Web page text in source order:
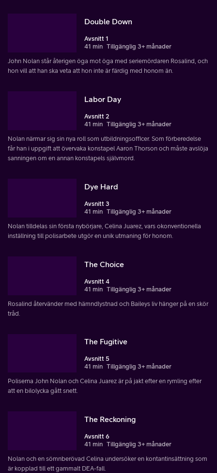
Double Down
Avsnitt 1
41 min Tillgänglig 3+ månader
John Nolan står återigen öga mot öga med seriemördaren Rosalind, och
hon vill att han ska veta att hon inte är färdig med honom än.
Labor Day
Avsnitt 2
41 min Tillgänglig 3+ månader
Nolan närmar sig sin nya roll som utbildningsofficer. Som förberedelse
får han i uppgift att övervaka konstapel Aaron Thorson och måste avslöja
sanningen om en annan konstapels självmord.
Dye Hard
Avsnitt 3
41 min Tillgänglig 3+ månader
Nolan tilldelas sin första nybörjare, Celina Juarez, vars okonventionella
inställning till polisarbete utgör en unik utmaning för honom.
The Choice
Avsnitt 4
41 min Tillgänglig 3+ månader
Rosalind återvänder med hämndlystnad och Baileys liv hänger på en skör
tråd.
The Fugitive
Avsnitt 5
41 min Tillgänglig 3+ månader
Poliserna John Nolan och Celina Juarez är på jakt efter en rymling efter
att en bilolycka gått snett.
The Reckoning
Avsnitt 6
41 min Tillgänglig 3+ månader
Nolan och en sömnberövad Celina undersöker en kontantinsättning som
är kopplad till ett gammalt DEA-fall.